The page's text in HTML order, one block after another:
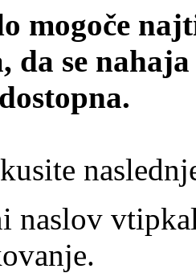
mogoče
da se
naslov